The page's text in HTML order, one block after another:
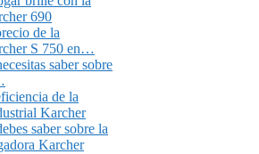
690
de la
S 750 en…
saber sobre
de la
Karcher
saber sobre la
Karcher